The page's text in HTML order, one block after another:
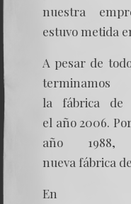
nuestra
estuvo metida
A pesar de
la fábrica de
el año 2006.
año
nueva fábrica
En